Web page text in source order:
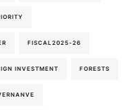
FISCAL2025-26
INVESTMENT FORESTS